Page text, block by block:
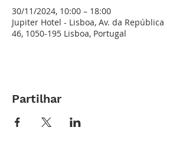
30/11/2024, 10:00 – 18:00
Jupiter Hotel - Lisboa, Av. da República
46, 1050-195 Lisboa, Portugal
Partilhar